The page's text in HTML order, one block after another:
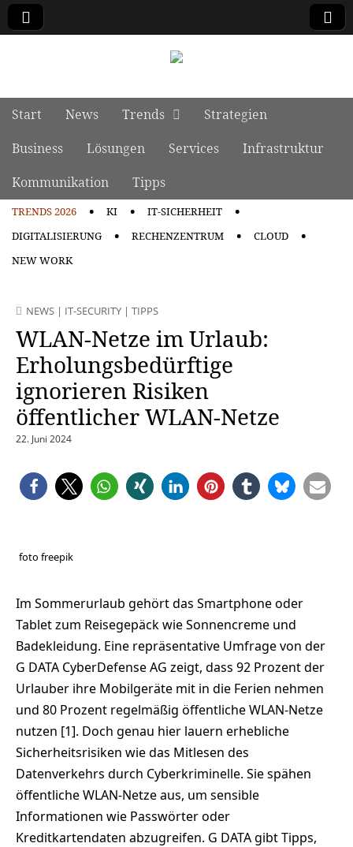
Main menu
Skip to content
Start News Trends
Strategien
Business
Lösungen Services
Infrastruktur
Kommunikation
Tipps
TRENDS 2026 KI
IT-SICHERHEIT
DIGITALISIERUNG
RECHENZENTRUM
CLOUD
NEW WORK
NEWS | IT-SECURITY | TIPPS
WLAN-Netze im Urlaub:
Erholungsbedürftige
ignorieren Risiken
öffentlicher WLAN-Netze
22. Juni 2024
foto freepik
Im Sommerurlaub gehört das Smartphone oder
Tablet zum Reisegepäck wie Sonnencreme und
Badekleidung. Eine repräsentative Umfrage von der
G DATA CyberDefense AG zeigt, dass 92 Prozent der
Urlauber ihre Mobilgeräte mit in die Ferien nehmen
und 80 Prozent regelmäßig öffentliche WLAN-Netze
nutzen [1]. Doch genau hier lauern erhebliche
Sicherheitsrisiken wie das Mitlesen des
Datenverkehrs durch Cyberkriminelle. Sie spähen
öffentliche WLAN-Netze aus, um sensible
Informationen wie Passwörter oder
Kreditkartendaten abzugreifen. G DATA gibt Tipps,